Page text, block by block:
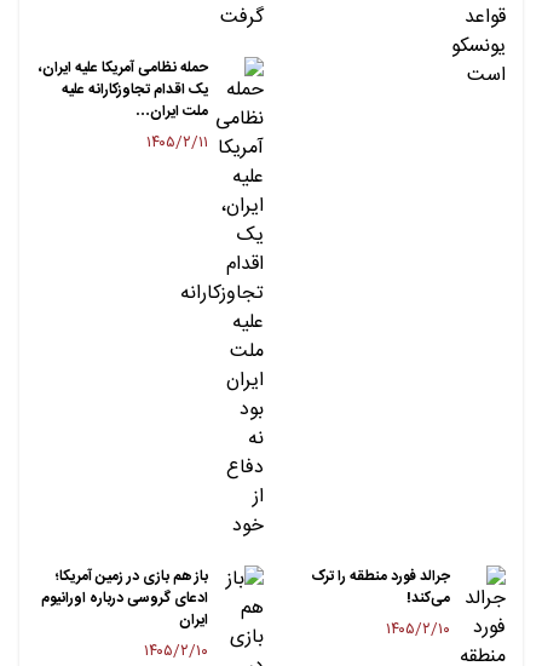
حمله نظامی آمریکا علیه ایران،
یک اقدام تجاوزکارانه علیه
ملت ایران…
۱۴۰۵/۲/۱۱
جرالد فورد منطقه را ترک
می‌کند!
۱۴۰۵/۲/۱۰
باز هم بازی در زمین آمریکا؛
ادعای گروسی درباره اورانیوم
ایران
۱۴۰۵/۲/۱۰